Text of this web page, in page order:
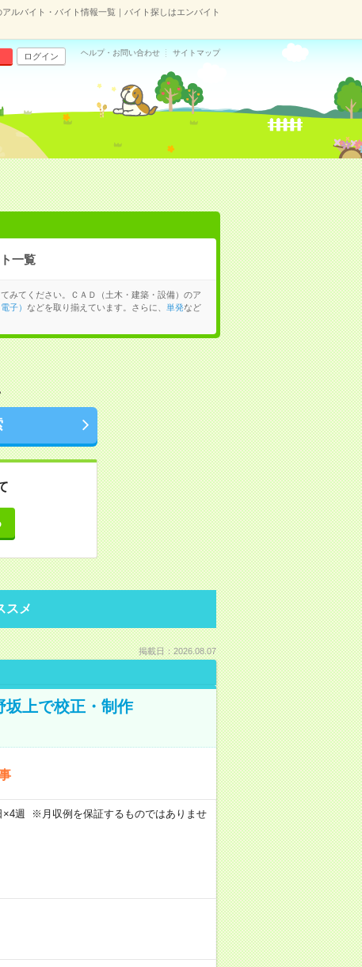
ルバイト・バイト情報一覧｜バイト探しはエンバイト
ログイン ヘルプ・お問い合わせ サイトマップ
一覧
みてください。ＣＡＤ（土木・建築・設備）のア
子） などを取り揃えています。さらに、 単発など
スメ
掲載日：2026.08.07
坂上で校正・制作
週 ※月収例を保証するものではありませ